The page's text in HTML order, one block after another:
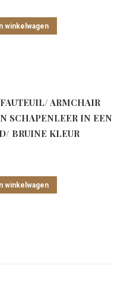
winkelwagen
ARMCHAIR
SCHAPENLEER IN EEN
BRUINE KLEUR
winkelwagen